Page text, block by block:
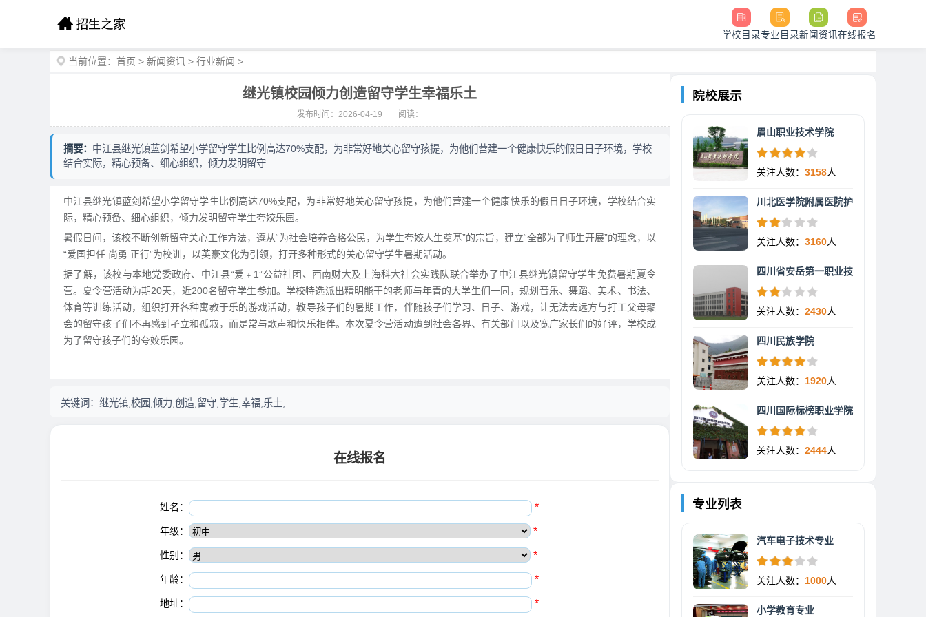
学校目录专业目录新闻资讯在线报名
当前位置： 首页 > 新闻资讯 > 行业新闻 >
继光镇校园倾力创造留守学生幸福乐土
发布时间：2026-04-19 阅读：
摘要： 中江县继光镇蓝剑希望小学留守学生比例高达70%支配，为非常好地关心留守孩提，为他们营建一个健康快乐的假日日子环境，学校
结合实际，精心预备、细心组织，倾力发明留守
中江县继光镇蓝剑希望小学留守学生比例高达70%支配，为非常好地关心留守孩提，为他们营建一个健康快乐的假日日子环境，学校结合实
际，精心预备、细心组织，倾力发明留守学生夸姣乐园。
暑假日间，该校不断创新留守关心工作方法，遵从“为社会培养合格公民，为学生夸姣人生奠基”的宗旨，建立“全部为了师生开展”的理念，以
“爱国担任 尚勇 正行”为校训，以英豪文化为引领，打开多种形式的关心留守学生暑期活动。
据了解，该校与本地党委政府、中江县“爱﹢1”公益社团、西南财大及上海科大社会实践队联合举办了中江县继光镇留守学生免费暑期夏令
营。夏令营活动为期20天，近200名留守学生参加。学校特选派出精明能干的老师与年青的大学生们一同，规划音乐、舞蹈、美术、书法、
体育等训练活动，组织打开各种寓教于乐的游戏活动，教导孩子们的暑期工作，伴随孩子们学习、日子、游戏，让无法去远方与打工父母聚
会的留守孩子们不再感到孑立和孤寂，而是常与歌声和快乐相伴。本次夏令营活动遭到社会各界、有关部门以及宽广家长们的好评，学校成
为了留守孩子们的夸姣乐园。
关键词： 继光镇,校园,倾力,创造,留守,学生,幸福,乐土,
在线报名
姓名： *
年级： *
性别： *
年龄： *
地址： *
院校展示
眉山职业技术学院
关注人数： 3158人
川北医学院附属医院护
关注人数： 3160人
四川省安岳第一职业技
关注人数： 2430人
四川民族学院
关注人数： 1920人
四川国际标榜职业学院
关注人数： 2444人
专业列表
汽车电子技术专业
关注人数： 1000人
小学教育专业